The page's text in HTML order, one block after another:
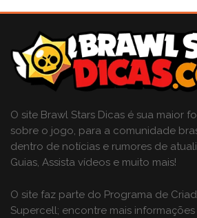
O site Brawl Stars Dicas é sua maior
sobre o jogo, para a comunidade
dentro de notícias e rumores de
Guias, Assista vídeos e muito mais!
O site faz parte do Programa de
Supercell; encontre mais informações